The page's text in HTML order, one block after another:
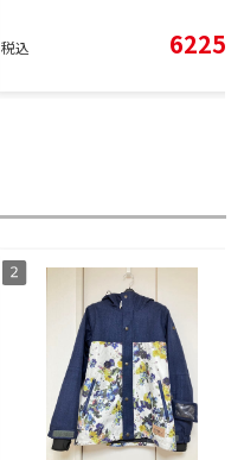
税込 6225